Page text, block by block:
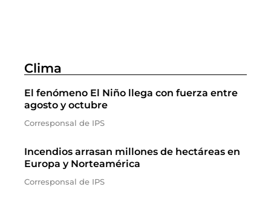
Clima
El fenómeno El Niño llega con fuerza entre
agosto y octubre
Corresponsal de IPS
Incendios arrasan millones de hectáreas en
Europa y Norteamérica
Corresponsal de IPS